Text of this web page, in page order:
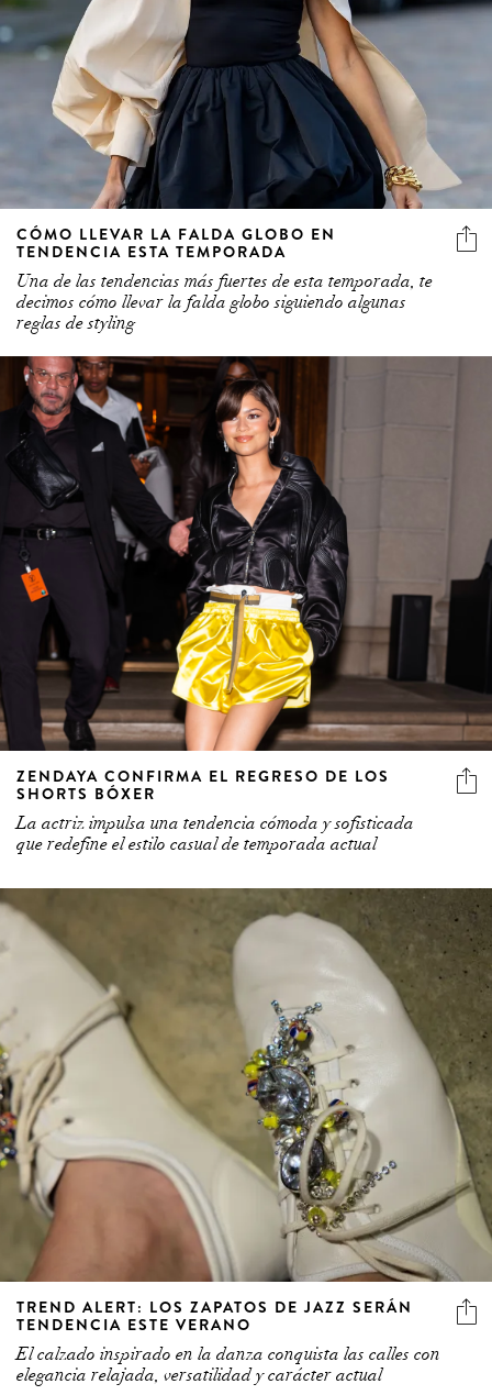
CÓMO LLEVAR LA FALDA GLOBO EN
TENDENCIA ESTA TEMPORADA
Una de las tendencias más fuertes de esta temporada, te
decimos cómo llevar la falda globo siguiendo algunas
reglas de styling
ZENDAYA CONFIRMA EL REGRESO DE LOS
SHORTS BÓXER
La actriz impulsa una tendencia cómoda y sofisticada
que redefine el estilo casual de temporada actual
TREND ALERT: LOS ZAPATOS DE JAZZ SERÁN
TENDENCIA ESTE VERANO
El calzado inspirado en la danza conquista las calles con
elegancia relajada, versatilidad y carácter actual